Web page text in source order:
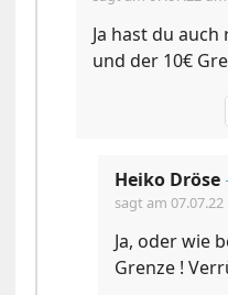
Ja hast du
und der 10€
Heiko Dröse
sagt am
Ja, oder wie
Grenze !